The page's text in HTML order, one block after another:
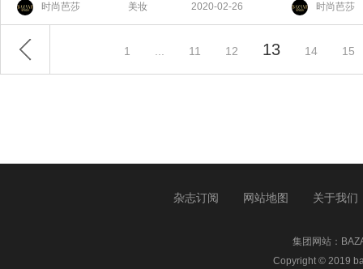
时尚芭莎 美妆 2020-02-26 时尚芭莎
1 11 12 13 14 15
杂志订阅 网站地图 关于我们
集团网站：
Copyright © 2019